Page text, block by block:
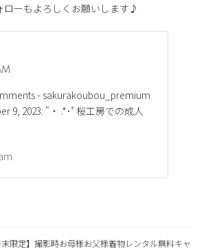
ローもよろしくお願いします♪
- sakurakoubou_premium
9, 2023: "・ .*･ﾟ桜工房での成人
末限定】撮影時お母様お父様着物レンタル無料キャ